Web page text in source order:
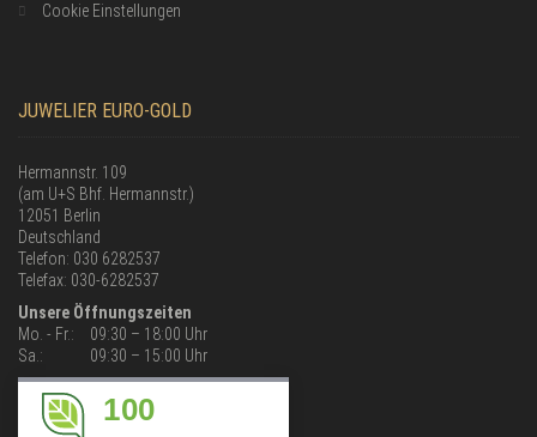
Cookie Einstellungen
JUWELIER EURO-GOLD
Hermannstr. 109
(am U+S Bhf. Hermannstr.)
12051 Berlin
Deutschland
Telefon: 030 6282537
Telefax: 030-6282537
Unsere Öffnungszeiten
Mo. - Fr.:
09:30 – 18:00 Uhr
Sa.:
09:30 – 15:00 Uhr
100